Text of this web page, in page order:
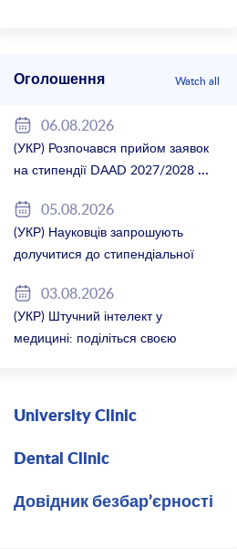
Оголошення Watch all
06.08.2026
(УКР) Розпочався прийом заявок
на стипендії DAAD 2027/2028
05.08.2026
(УКР) Науковців запрошують
долучитися до стипендіальної
Баварія 2027/28
03.08.2026
(УКР) Штучний інтелект у
медицині: поділіться своєю
University Clinic
Dental Clinic
Довідник безбар’єрності